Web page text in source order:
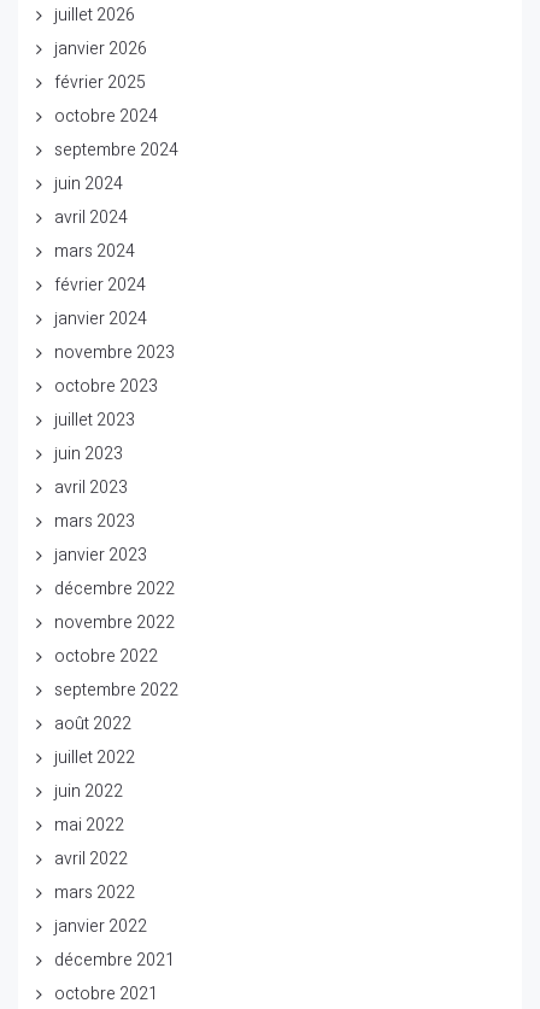
juillet 2026
janvier 2026
février 2025
octobre 2024
septembre 2024
juin 2024
avril 2024
mars 2024
février 2024
janvier 2024
novembre 2023
octobre 2023
juillet 2023
juin 2023
avril 2023
mars 2023
janvier 2023
décembre 2022
novembre 2022
octobre 2022
septembre 2022
août 2022
juillet 2022
juin 2022
mai 2022
avril 2022
mars 2022
janvier 2022
décembre 2021
octobre 2021